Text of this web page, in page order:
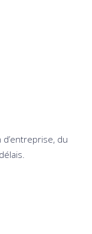
du